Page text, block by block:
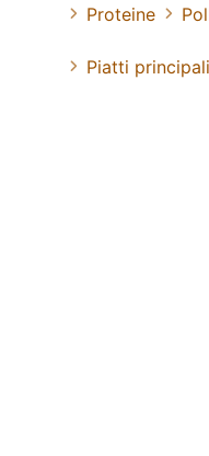
Proteine
Piatti principali